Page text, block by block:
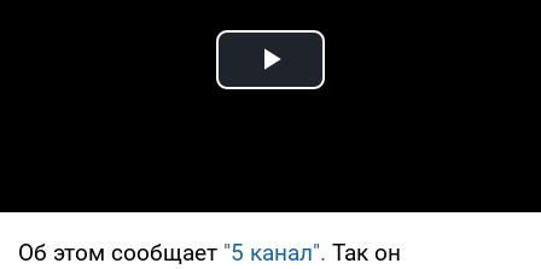
Play Video
Об этом сообщает "5 канал". Так он